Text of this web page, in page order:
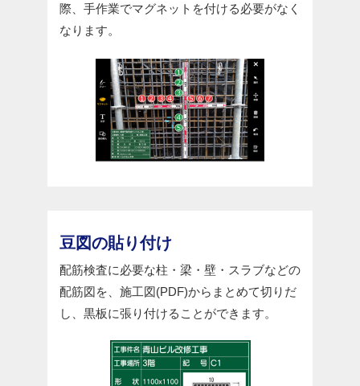
際、手作業でマグネットを付ける必要がなく
なります。
豆図の貼り付け
配筋検査に必要な柱・梁・壁・スラブなどの
配筋図を、施工図(PDF)からまとめて切りだ
し、黒板に張り付けることができます。